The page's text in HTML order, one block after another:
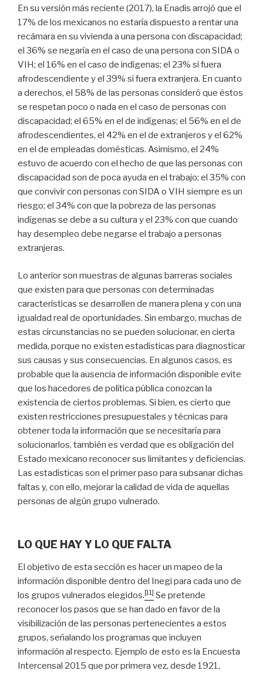
En su versión más reciente (2017), la Enadis arrojó que el
17% de los mexicanos no estaría dispuesto a rentar una
recámara en su vivienda a una persona con discapacidad;
el 36% se negaría en el caso de una persona con SIDA o
VIH; el 16% en el caso de indígenas; el 23% si fuera
afrodescendiente y el 39% si fuera extranjera. En cuanto
a derechos, el 58% de las personas consideró que éstos
se respetan poco o nada en el caso de personas con
discapacidad; el 65% en el de indígenas; el 56% en el de
afrodescendientes, el 42% en el de extranjeros y el 62%
en el de empleadas domésticas. Asimismo, el 24%
estuvo de acuerdo con el hecho de que las personas con
discapacidad son de poca ayuda en el trabajo; el 35% con
que convivir con personas con SIDA o VIH siempre es un
riesgo; el 34% con que la pobreza de las personas
indígenas se debe a su cultura y el 23% con que cuando
hay desempleo debe negarse el trabajo a personas
extranjeras.
Lo anterior son muestras de algunas barreras sociales
que existen para que personas con determinadas
características se desarrollen de manera plena y con una
igualdad real de oportunidades. Sin embargo, muchas de
estas circunstancias no se pueden solucionar, en cierta
medida, porque no existen estadísticas para diagnosticar
sus causas y sus consecuencias. En algunos casos, es
probable que la ausencia de información disponible evite
que los hacedores de política pública conozcan la
existencia de ciertos problemas. Si bien, es cierto que
existen restricciones presupuestales y técnicas para
obtener toda la información que se necesitaría para
solucionarlos, también es verdad que es obligación del
Estado mexicano reconocer sus limitantes y deficiencias.
Las estadísticas son el primer paso para subsanar dichas
faltas y, con ello, mejorar la calidad de vida de aquellas
personas de algún grupo vulnerado.
LO QUE HAY Y LO QUE FALTA
El objetivo de esta sección es hacer un mapeo de la
información disponible dentro del Inegi para cada uno de
los grupos vulnerados elegidos.[11] Se pretende
reconocer los pasos que se han dado en favor de la
visibilización de las personas pertenecientes a estos
grupos, señalando los programas que incluyen
información al respecto. Ejemplo de esto es la Encuesta
Intercensal 2015 que por primera vez, desde 1921,